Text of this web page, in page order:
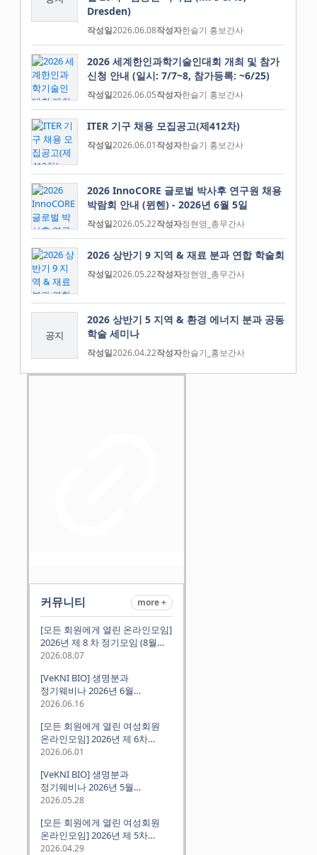
Dresden)
작성일2026.06.08작성자한슬기 홍보간사
2026 세계한인과학기술인대회 개최 및 참가
신청 안내 (일시: 7/7~8, 참가등록: ~6/25)
작성일2026.06.05작성자한슬기 홍보간사
ITER 기구 채용 모집공고(제412차)
작성일2026.06.01작성자한슬기 홍보간사
2026 InnoCORE 글로벌 박사후 연구원 채용
박람회 안내 (뮌헨) - 2026년 6월 5일
작성일2026.05.22작성자정현영_총무간사
2026 상반기 9 지역 & 재료 분과 연합 학술회
작성일2026.05.22작성자정현영_총무간사
공지
2026 상반기 5 지역 & 환경 에너지 분과 공동
학술 세미나
작성일2026.04.22작성자한슬기_홍보간사
커뮤니티 more +
[모든 회원에게 열린 온라인모임]
2026년 제 8 차 정기모임 (8월
12일 수요일 저녁 8시 CEST) -
2026.08.07
[VeKNI BIO] 생명분과
정기웨비나 2026년 6월
(2026.06.18 Thu 9:00PM)
2026.06.16
[모든 회원에게 열린 여성회원
온라인모임] 2026년 제 6차
정기모임 (6월 10일 수요일 저녁
2026.06.01
[VeKNI BIO] 생명분과
정기웨비나 2026년 5월
(2026.05.28 Thu 9:00PM)
2026.05.28
[모든 회원에게 열린 여성회원
온라인모임] 2026년 제 5차
정기모임 (5월 12일 화요일 저녁
2026.04.29